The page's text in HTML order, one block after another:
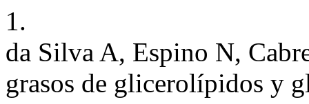
1.
da Silva A, Espino N,
grasos de glicerolípidos y